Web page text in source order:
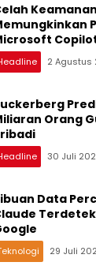
2 Agustus
Orang
30 Juli
Data
29 Juli